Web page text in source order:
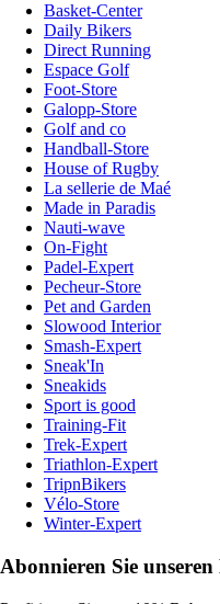
Basket-Center
Daily Bikers
Direct Running
Espace Golf
Foot-Store
Galopp-Store
Golf and co
Handball-Store
House of Rugby
La sellerie de Maé
Made in Paradis
Nauti-wave
On-Fight
Padel-Expert
Pecheur-Store
Pet and Garden
Slowood Interior
Smash-Expert
Sneak'In
Sneakids
Sport is good
Training-Fit
Trek-Expert
Triathlon-Expert
TripnBikers
Vélo-Store
Winter-Expert
Abonnieren Sie unseren